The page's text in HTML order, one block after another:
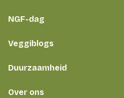
NGF-dag
Veggiblogs
Duurzaamheid
Over ons